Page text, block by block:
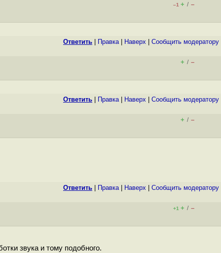
–1 + / –
Ответить Правка| Наверх Cообщить модератору
+ / –
Ответить Правка| Наверх Cообщить модератору
+ / –
Ответить Правка| Наверх Cообщить модератору
+1 + / –
звука и тому подобного.